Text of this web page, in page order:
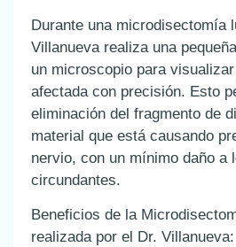
Durante una microdisectomía
Villanueva realiza una
un microscopio para
afectada con precisión. Esto
eliminación del fragmento de
material que está causando
nervio, con un mínimo daño a
circundantes.
Beneficios de la
realizada por el Dr. Villanueva: